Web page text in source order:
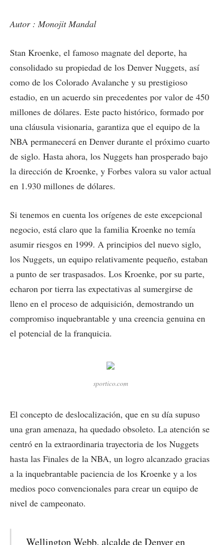
Autor : Monojit Mandal
Stan Kroenke, el famoso magnate del deporte, ha
consolidado su propiedad de los Denver Nuggets, así
como de los Colorado Avalanche y su prestigioso
estadio, en un acuerdo sin precedentes por valor de 450
millones de dólares. Este pacto histórico, formado por
una cláusula visionaria, garantiza que el equipo de la
NBA permanecerá en Denver durante el próximo cuarto
de siglo. Hasta ahora, los Nuggets han prosperado bajo
la dirección de Kroenke, y Forbes valora su valor actual
en 1.930 millones de dólares.
Si tenemos en cuenta los orígenes de este excepcional
negocio, está claro que la familia Kroenke no temía
asumir riesgos en 1999. A principios del nuevo siglo,
los Nuggets, un equipo relativamente pequeño, estaban
a punto de ser traspasados. Los Kroenke, por su parte,
echaron por tierra las expectativas al sumergirse de
lleno en el proceso de adquisición, demostrando un
compromiso inquebrantable y una creencia genuina en
el potencial de la franquicia.
sportico.com
El concepto de deslocalización, que en su día supuso
una gran amenaza, ha quedado obsoleto. La atención se
centró en la extraordinaria trayectoria de los Nuggets
hasta las Finales de la NBA, un logro alcanzado gracias
a la inquebrantable paciencia de los Kroenke y a los
medios poco convencionales para crear un equipo de
nivel de campeonato.
Wellington Webb, alcalde de Denver en